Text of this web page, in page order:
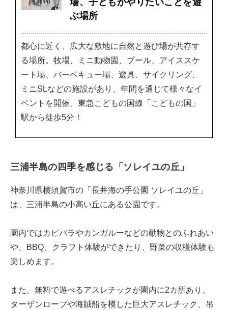
ぶ場所
都心に近く、広大な敷地に自然と遊び場が共存す
る場所。牧場、ミニ動物園、プール、アイススケ
ート場、バーベキュー場、遊具、サイクリング、
ミニSLなどの施設があり、年間を通じて様々なイ
ベントを開催。東急こどもの国線「こどもの国」
駅から徒歩5分！
三浦半島の四季を感じる「ソレイユの丘」
神奈川県横須賀市の「長井海の手公園 ソレイユの丘」
は、三浦半島の小高い丘にある公園です。
園内ではカピバラやカンガルーなどの動物とのふれあい
や、BBQ、クラフト体験ができたり、野菜の収穫体験も
楽しめます。
また、無料で遊べるアスレチックが園内に2カ所あり、
ターザンロープや海賊船を模した巨大アスレチック、吊